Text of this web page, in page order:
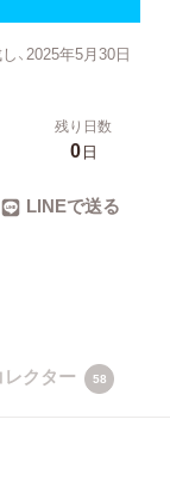
、2025年5月30日
残り日数
0日
LINEで送る
レクター 58